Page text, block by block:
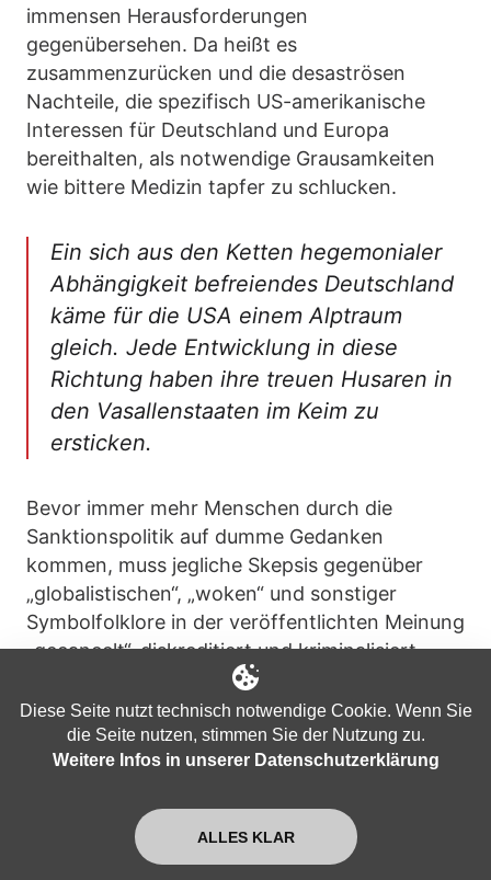
immensen Herausforderungen
gegenübersehen. Da heißt es
zusammenzurücken und die desaströsen
Nachteile, die spezifisch US-amerikanische
Interessen für Deutschland und Europa
bereithalten, als notwendige Grausamkeiten
wie bittere Medizin tapfer zu schlucken.
Ein sich aus den Ketten hegemonialer
Abhängigkeit befreiendes Deutschland
käme für die USA einem Alptraum
gleich. Jede Entwicklung in diese
Richtung haben ihre treuen Husaren in
den Vasallenstaaten im Keim zu
ersticken.
Bevor immer mehr Menschen durch die
Sanktionspolitik auf dumme Gedanken
kommen, muss jegliche Skepsis gegenüber
„globalistischen“, „woken“ und sonstiger
Symbolfolklore in der veröffentlichten Meinung
„gecancelt“, diskreditiert und kriminalisiert
werden. Abzusichern ist eine gespenstische
Wirklichkeit, in der wir Kenbeck in ein Büro
stürmen und freudestrahlend Barbiebock
verkünden sehen, dass die Energiesituation für
großartig“, tut Kindermund kund, „das muss
ich gleich den anderen sagen!“ Daraufhin der
Diese Seite nutzt technisch notwendige Cookie. Wenn Sie
die Seite nutzen, stimmen Sie der Nutzung zu.
Weitere Infos in unserer Datenschutzerklärung
ALLES KLAR